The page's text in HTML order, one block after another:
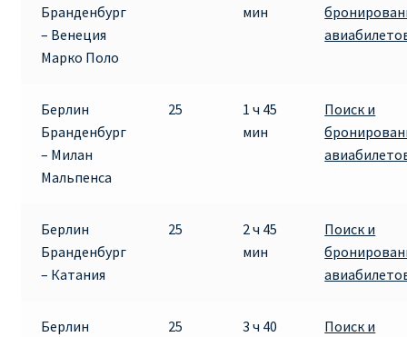
ПРАВИЛА РЕГИСТРАЦИИ
ПРИЛОЖЕНИЕ RYANAIR НА РУССКОМ
ПРОВОЗ БАГАЖА RYANAIR – ПРАВИЛА
РАЙАНЭЙР НА РУССКОМ | КНФТФШК
Регистрация ребенка на рейс RYANAIR
Бранденбург
– Венеция
Марко Поло
мин
Берлин
Бранденбург
– Милан
Мальпенса
25
1 ч 45
мин
Поиск и
Берлин
Бранденбург
– Катания
25
2 ч 45
мин
Поиск и
Берлин
25
3 ч 40
Поиск и